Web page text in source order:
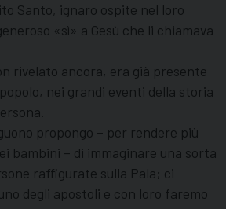
Santo, ignaro ospite nel loro
«sì» a Gesù che li chiamava
rivelato ancora, era già presente
nei grandi eventi della storia
propongo – per rendere più
bambini – di immaginare una sorta
raffigurate sulla Pala; ci
degli apostoli e con loro faremo